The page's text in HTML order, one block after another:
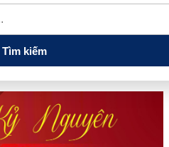
cao tại Đồng Nai
Từ hệ sinh
lượng: T&T Group đang tạo
Tìm kiếm